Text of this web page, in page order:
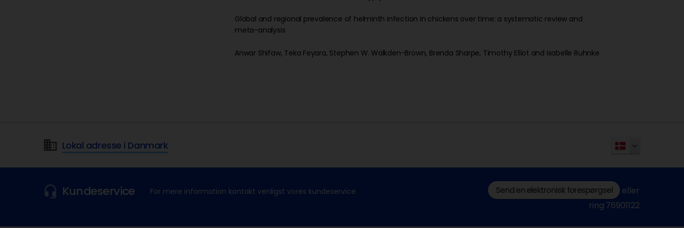
Global and regional prevalence of helminth infection in chickens over time: a systematic review and
meta-analysis
Anwar Shifaw, Teka Feyara, Stephen W. Walkden-Brown, Brenda Sharpe, Timothy Elliot and Isabelle Ruhnke
Lokal adresse i Danmark
Kundeservice For mere information kontakt venligst vores kundeservice Send en elektronisk forespørgsel
eller
ring:76901122